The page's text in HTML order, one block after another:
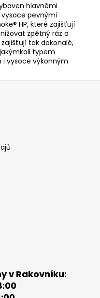
hlavněmi
vysoce pevnými
HP, které zajišťují
zpětný ráz a
tak dokonalé,
typem
i vysoce výkonným
v Rakovníku: